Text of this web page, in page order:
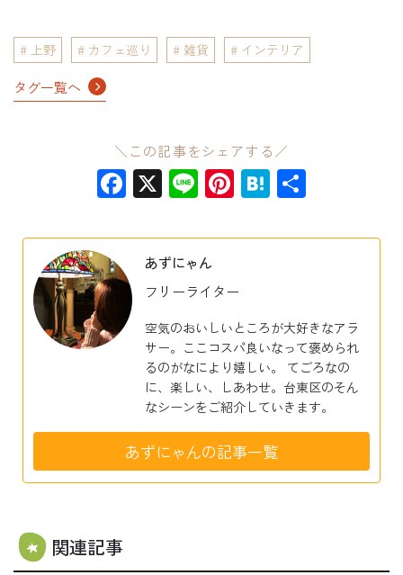
上野 カフェ巡り 雑貨 インテリア
タグ一覧へ
＼この記事をシェアする／
Facebook
X LinePinterest
Hatena
あずにゃん
フリーライター
空気のおいしいところが大好きなアラ
サー。ここコスパ良いなって褒められ
るのがなにより嬉しい。 てごろなの
に、楽しい、しあわせ。台東区のそん
なシーンをご紹介していきます。
あずにゃんの記事一覧
関連記事